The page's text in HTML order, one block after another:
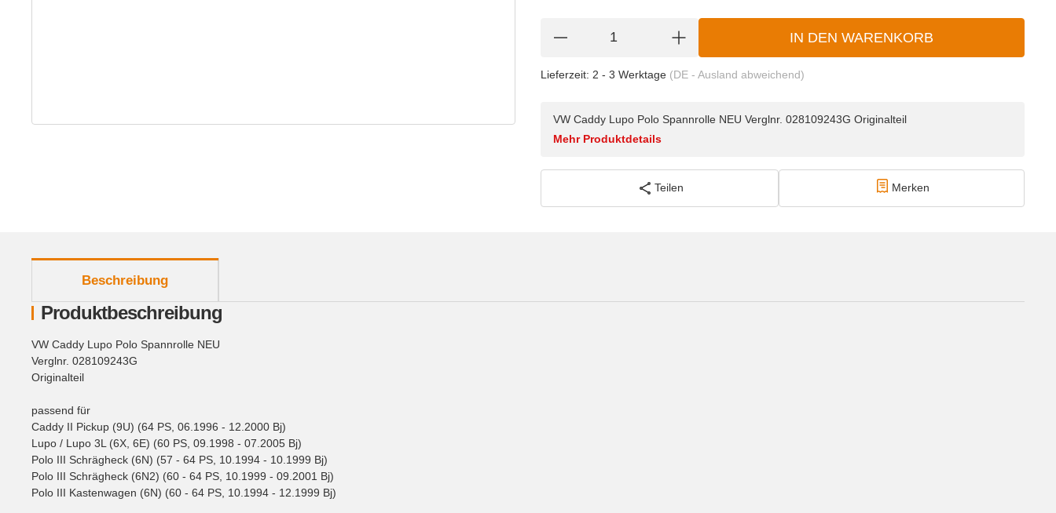
IN DEN WARENKORB
Lieferzeit: 2 - 3 Werktage (DE - Ausland abweichend)
VW Caddy Lupo Polo Spannrolle NEU Verglnr. 028109243G Originalteil
Mehr Produktdetails
Teilen Merken
Beschreibung
Produktbeschreibung
VW Caddy Lupo Polo Spannrolle NEU
Verglnr. 028109243G
Originalteil
passend für
Caddy II Pickup (9U) (64 PS, 06.1996 - 12.2000 Bj)
Lupo / Lupo 3L (6X, 6E) (60 PS, 09.1998 - 07.2005 Bj)
Polo III Schrägheck (6N) (57 - 64 PS, 10.1994 - 10.1999 Bj)
Polo III Schrägheck (6N2) (60 - 64 PS, 10.1999 - 09.2001 Bj)
Polo III Kastenwagen (6N) (60 - 64 PS, 10.1994 - 12.1999 Bj)